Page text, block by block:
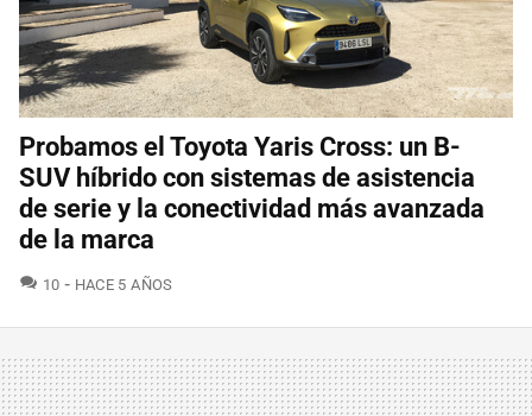
Probamos el Toyota Yaris Cross: un B-
SUV híbrido con sistemas de asistencia
de serie y la conectividad más avanzada
de la marca
10 COMENTARIOS
HACE 5 AÑOS